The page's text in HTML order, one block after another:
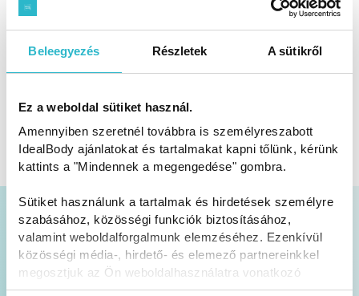
Beleegyezés Részletek A sütikről
Ez a weboldal sütiket használ.
Amennyiben szeretnél továbbra is személyreszabott
IdealBody ajánlatokat és tartalmakat kapni tőlünk, kérünk
kattints a "Mindennek a megengedése" gombra.
Sütiket használunk a tartalmak és hirdetések személyre
szabásához, közösségi funkciók biztosításához,
valamint weboldalforgalmunk elemzéséhez. Ezenkívül
közösségi média-, hirdető- és elemező partnereinkkel
megosztjuk az Ön weboldalhasználatra vonatkozó
adatait, akik kombinálhatják az adatokat más olyan
lehetővé teszi, hogy útközben is diétázhass. Az alsó rekeszt
akár le is csavarhatod, így még kisebb helyet foglal.
BPA- ás DEHP mentes anyagból készült.
Könnyű súlyú, így bárhová magaddal viheted.
Mosogatógépben is tisztítható.
Akciók és tippek a postafiókodban